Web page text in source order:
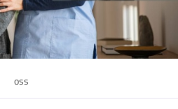
oss